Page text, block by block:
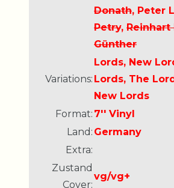
Donath, Peter
Petry, Reinhart
Günther
Variations:
Lords, New
Lords, The
New Lords
Format: 7'' Vinyl
Land: Germany
Extra:
Zustand
Cover:
vg/vg+